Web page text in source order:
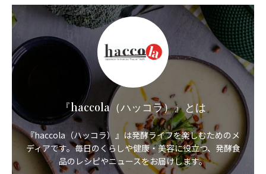
『haccola（ハッコラ）』とは
『haccola（ハッコラ）』は発酵ライフを楽しむためのメ
ディアです。毎日のくらしや健康・美容に役立つ、発酵食
品のレシピやニュースをお届けします。